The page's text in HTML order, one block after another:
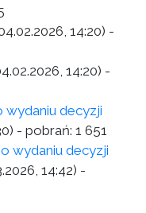
14:20) -
14:20) -
wydaniu decyzji
- pobrań: 1 651
wydaniu decyzji
14:42) -